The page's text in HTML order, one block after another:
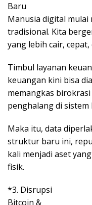
Baru
Manusia digital
tradisional. Kita
yang lebih cair,
Timbul layanan
keuangan kini bisa
memangkas
penghalang di sistem
Maka itu, data
struktur baru ini,
kali menjadi aset
fisik.
*3. Disrupsi
Bitcoin &